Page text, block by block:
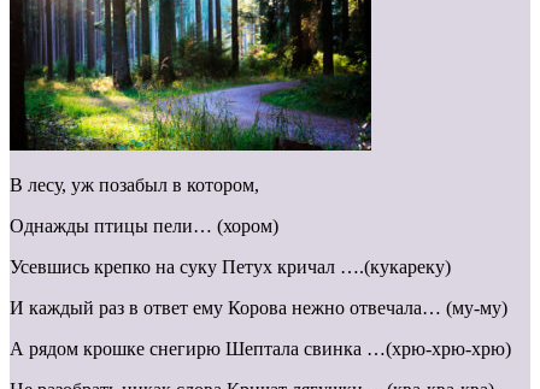
В лесу, уж позабыл в котором,
Однажды птицы пели… (хором)
Усевшись крепко на суку Петух кричал ….(кукареку)
И каждый раз в ответ ему Корова нежно отвечала… (му-му)
А рядом крошке снегирю Шептала свинка …(хрю-хрю-хрю)